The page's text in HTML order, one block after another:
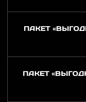
ПАКЕТ
ПАКЕТ